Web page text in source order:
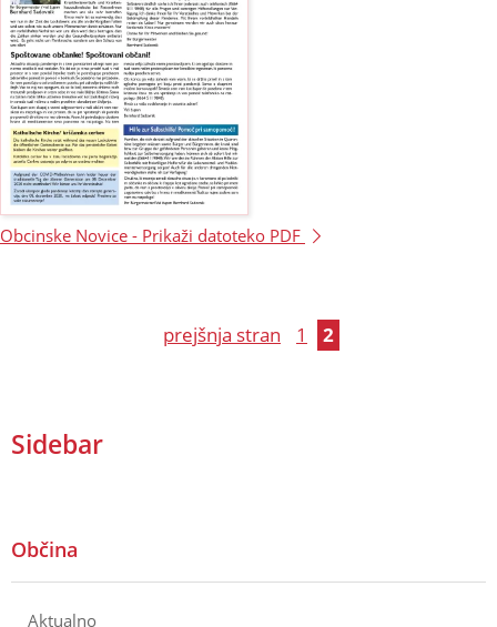
Obcinske Novice - Prikaži datoteko PDF
prejšnja stran 1 2
Sidebar
Občina
Aktualno